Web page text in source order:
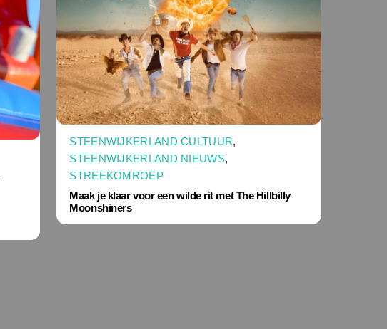
STEENWIJKERLAND CULTUUR,
STEENWIJKERLAND NIEUWS,
STREEKOMROEP
Maak je klaar voor een wilde rit met The Hillbilly
Moonshiners